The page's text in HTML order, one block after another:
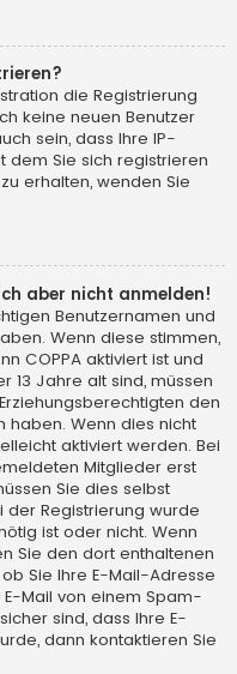
die Registrierung
keine neuen Benutzer
sein, dass Ihre IP-
dem Sie sich registrieren
erhalten, wenden Sie
aber nicht anmelden!
Benutzernamen und
Wenn diese stimmen,
COPPA aktiviert ist und
13 Jahre alt sind, müssen
den
haben. Wenn dies nicht
aktiviert werden. Bei
Mitglieder erst
Sie dies selbst
Registrierung wurde
ist oder nicht. Wenn
Sie den dort enthaltenen
Sie Ihre E-Mail-Adresse
Mail von einem Spam-
sind, dass Ihre E-
dann kontaktieren Sie